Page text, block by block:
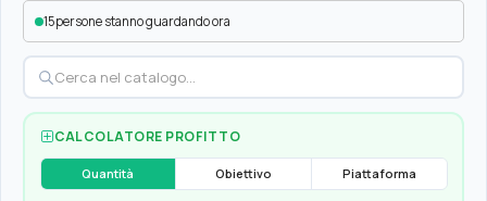
15persone stanno guardando ora
CALCOLATORE PROFITTO
Quantità Obiettivo Piattaforma